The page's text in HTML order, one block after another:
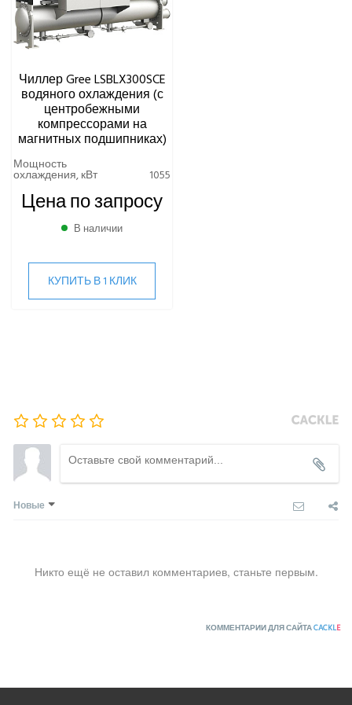
Чиллер Gree LSBLX300SCE
водяного охлаждения (с
центробежными
компрессорами на
магнитных подшипниках)
Мощность
охлаждения, кВт 1055
Цена по запросу
В наличии
КУПИТЬ В 1 КЛИК
Новые
Никто ещё не оставил комментариев, станьте первым.
КОММЕНТАРИИ ДЛЯ САЙТАCACKLE